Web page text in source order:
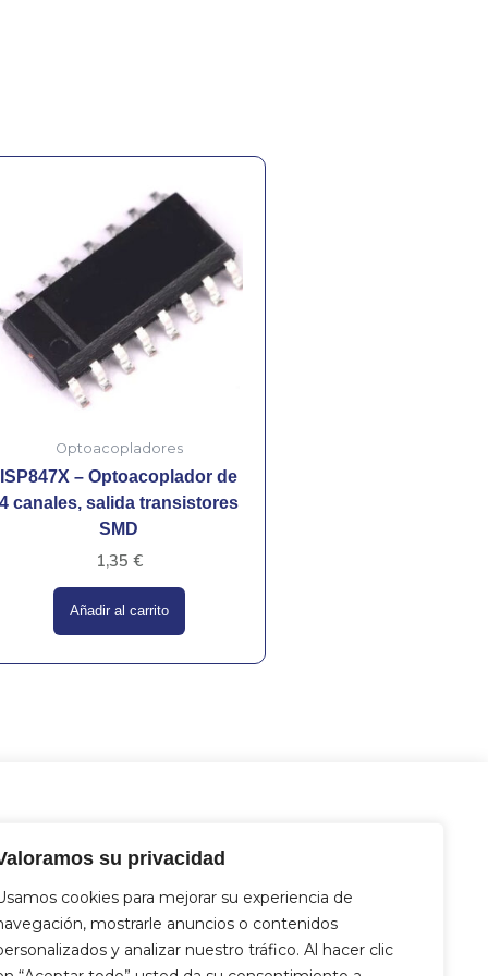
su privacidad
cookies para mejorar su experiencia de
mostrarle anuncios o contenidos
y analizar nuestro tráfico. Al hacer clic
Optoacopladores
ISP847X – Optoacoplador de
4 canales, salida transistores
SMD
1,35 €
Añadir al carrito
Miguel Hernández 12, 46717 - La
d’En Carròs (Valencia)
833 821
712 329